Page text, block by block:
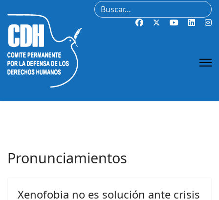
Buscar
Pronunciamientos
Xenofobia no es solución ante crisis